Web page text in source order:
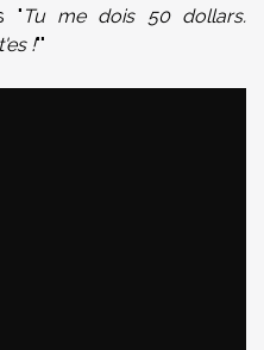
" Tu me dois 50 dollars.
!""